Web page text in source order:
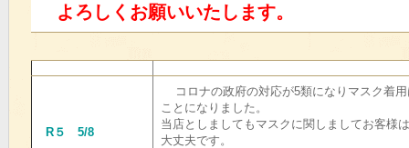
よろしくお願いいたします。
R５ 5/8
コロナの政府の対応が5類になりマスク着
ことになりました。
当店としましてもマスクに関しましてお客様
大丈夫です。